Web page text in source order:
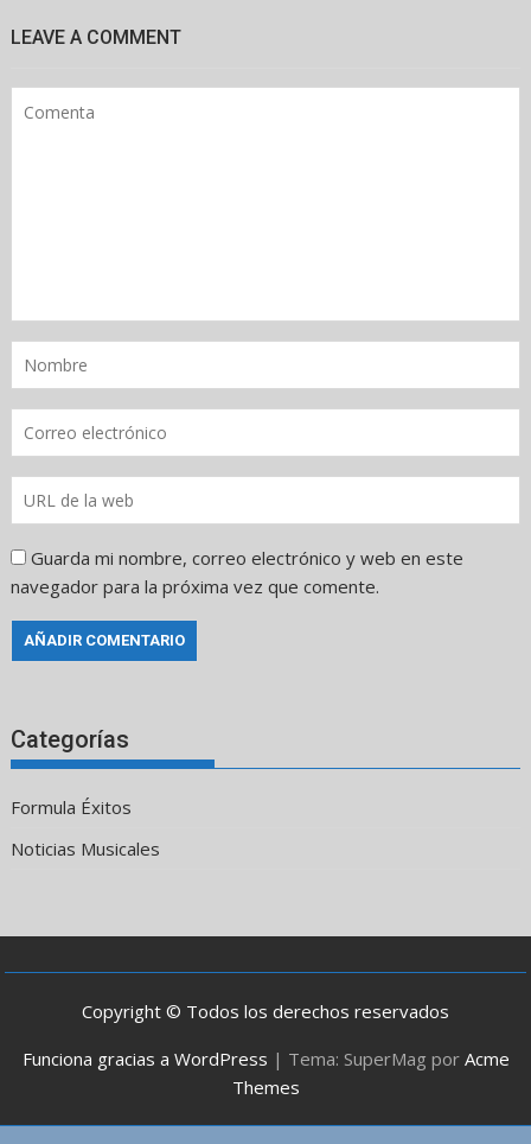
LEAVE A COMMENT
Guarda mi nombre, correo electrónico y web en este
navegador para la próxima vez que comente.
Categorías
Formula Éxitos
Noticias Musicales
Copyright © Todos los derechos reservados
Funciona gracias a WordPress | Tema: SuperMag por Acme
Themes